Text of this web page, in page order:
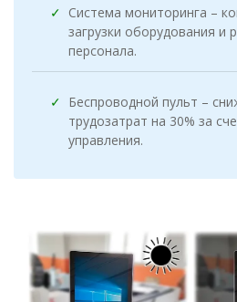
✓ Система мониторинга –
загрузки оборудования и
персонала.
✓ Беспроводной пульт –
трудозатрат на 30% за
управления.